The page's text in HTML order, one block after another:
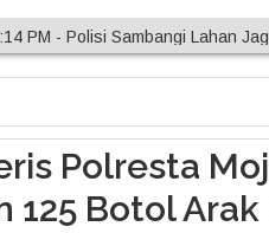
PM - Polres Blitar Kota Gelar
AM - DVI Polda Jatim
PM - Polisi Sambangi Lahan
Polresta
125 Botol Arak